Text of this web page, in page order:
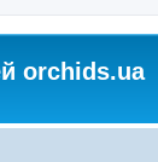
orchids.ua